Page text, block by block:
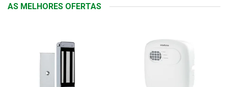
AS MELHORES OFERTAS